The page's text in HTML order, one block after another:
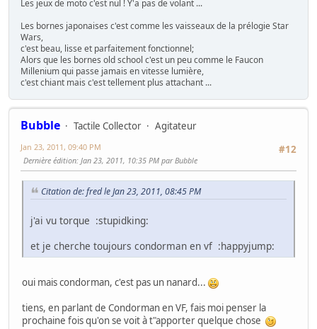
Les jeux de moto c'est nul ! Y'a pas de volant ...
Les bornes japonaises c'est comme les vaisseaux de la prélogie Star
Wars,
c'est beau, lisse et parfaitement fonctionnel;
Alors que les bornes old school c'est un peu comme le Faucon
Millenium qui passe jamais en vitesse lumière,
c'est chiant mais c'est tellement plus attachant ...
Bubble Tactile Collector
Agitateur
#12
Jan 23, 2011, 09:40 PM
Dernière édition: Jan 23, 2011, 10:35 PM par Bubble
Citation de: fred le Jan 23, 2011, 08:45 PM
j'ai vu torque :stupidking:
et je cherche toujours condorman en vf :happyjump:
oui mais condorman, c'est pas un nanard...
tiens, en parlant de Condorman en VF, fais moi penser la
prochaine fois qu'on se voit à t"apporter quelque chose